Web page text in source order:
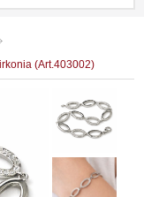
(Art.403002)